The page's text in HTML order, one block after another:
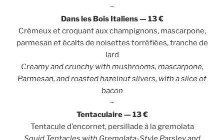
~
Dans les Bois Italiens — 13 €
Crémeux et croquant aux champignons, mascarpone,
parmesan et écalts de noisettes torréfiées, tranche de
lard
Creamy and crunchy with mushrooms, mascarpone,
Parmesan, and roasted hazelnut slivers, with a slice of
bacon
~
Tentaculaire — 13 €
Tentacule d’encornet, persillade à la gremolata